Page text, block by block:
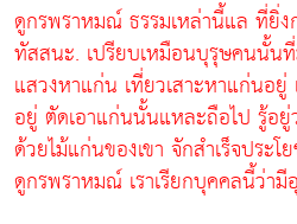
ดูกรพราหมณ์ ธรรมเหล่านี้แล ที่ยิ่
ทัสสนะ. เปรียบเหมือนบุรุษคนนั้น
แสวงหาแก่น เที่ยวเสาะหาแก่นอ
อยู่ ตัดเอาแก่นนั้นแหละถือไป รู้อ
ด้วยไม้แก่นของเขา จักสำเร็จประโ
ดูกรพราหมณ์ เราเรียกบุคคลนี้ว่า